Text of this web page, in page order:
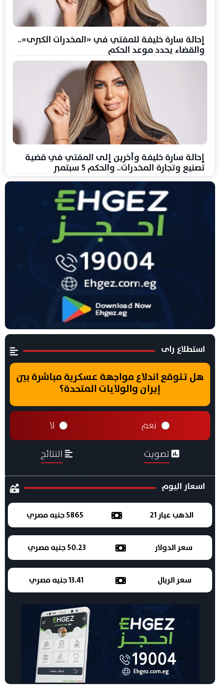
إحالة سارة خليفة للمفتي في «المخدرات الكبرى»..
والقضاء يحدد موعد الحكم
إحالة سارة خليفة وآخرين إلى المفتي في قضية
تصنيع وتجارة المخدرات.. والحكم 5 سبتمبر
استطلاع راى
هل تتوقع اندلاع مواجهة عسكرية مباشرة بين
إيران والولايات المتحدة؟
نعم لا
تصويت النتائج
اسعار اليوم
الذهب عيار 21 5865 جنيه مصري
سعر الدولار 50.23 جنيه مصري
سعر الريال 13.41 جنيه مصري